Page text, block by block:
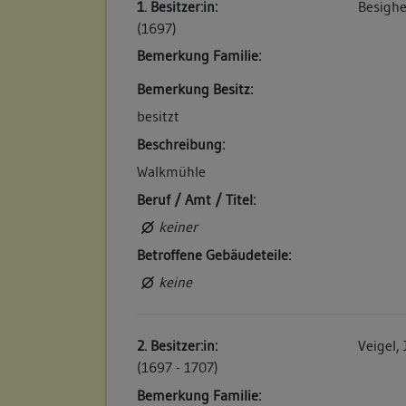
Beschreibung im
Enz". (a)
Betroffene Gebäudeteile:
keine
(1785)
Die Walk- und Schleifmühle geht von
Oberenzmüller und Sägmüller Georg
gehörte die Walk- und Schleifmühle zur
6. Bauphase:
1. Besitzer:in:
(1697)
Bemerkung Familie:
Bemerkung Besitz:
besitzt
Beschreibung:
Walkmühle
Beruf / Amt / Titel:
keiner
Betroffene Gebäudeteile:
keine
2. Besitzer:in:
(1697 - 1707)
Veigel,
Bemerkung Familie: